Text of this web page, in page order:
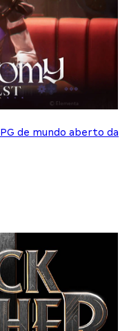
de mundo aberto da